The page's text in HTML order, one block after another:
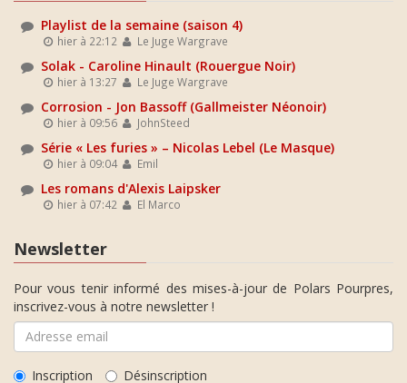
Playlist de la semaine (saison 4)
hier à 22:12 Le Juge Wargrave
Solak - Caroline Hinault (Rouergue Noir)
hier à 13:27 Le Juge Wargrave
Corrosion - Jon Bassoff (Gallmeister Néonoir)
hier à 09:56 JohnSteed
Série « Les furies » – Nicolas Lebel (Le Masque)
hier à 09:04 Emil
Les romans d'Alexis Laipsker
hier à 07:42 El Marco
Newsletter
Pour vous tenir informé des mises-à-jour de Polars Pourpres,
inscrivez-vous à notre newsletter !
Inscription Désinscription